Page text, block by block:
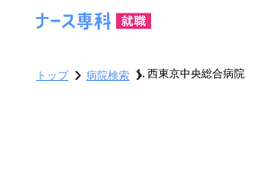
トップ 病院検索 西東京中央総合病院